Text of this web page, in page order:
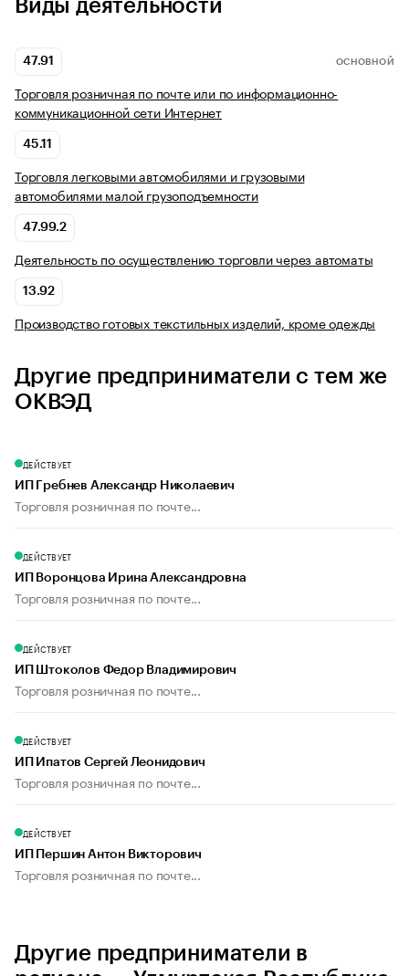
Виды деятельности
47.91 ОСНОВНОЙ
Торговля розничная по почте или по информационно-
коммуникационной сети Интернет
45.11
Торговля легковыми автомобилями и грузовыми
автомобилями малой грузоподъемности
47.99.2
Деятельность по осуществлению торговли через автоматы
13.92
Производство готовых текстильных изделий, кроме одежды
Другие предприниматели с тем же
ОКВЭД
ДЕЙСТВУЕТ
ИП Гребнев Александр Николаевич
Торговля розничная по почте...
ДЕЙСТВУЕТ
ИП Воронцова Ирина Александровна
Торговля розничная по почте...
ДЕЙСТВУЕТ
ИП Штоколов Федор Владимирович
Торговля розничная по почте...
ДЕЙСТВУЕТ
ИП Ипатов Сергей Леонидович
Торговля розничная по почте...
ДЕЙСТВУЕТ
ИП Першин Антон Викторович
Торговля розничная по почте...
Другие предприниматели в